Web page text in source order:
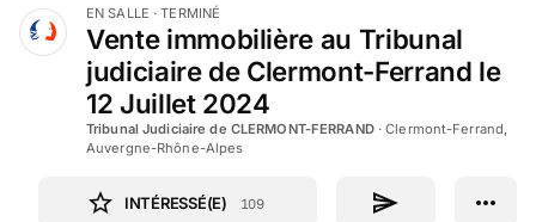
EN SALLE · TERMINÉ
Vente immobilière au Tribunal
judiciaire de Clermont-Ferrand le
12 Juillet 2024
Tribunal Judiciaire de CLERMONT-FERRAND·Clermont-Ferrand,
Auvergne-Rhône-Alpes
INTÉRESSÉ(E) 109